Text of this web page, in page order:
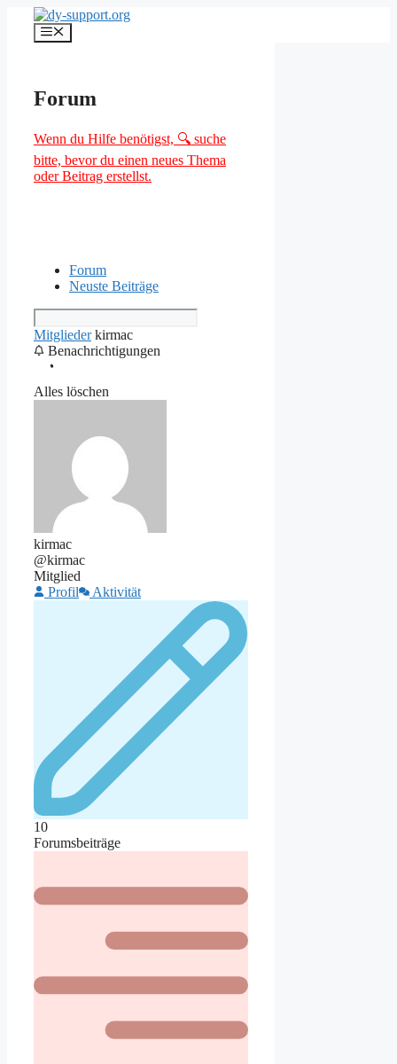
Inhalt
springen
Menü
Forum
Wenn du Hilfe benötigst, 🔍 suche
bitte, bevor du einen neues Thema
oder Beitrag erstellst.
Forum
Neuste Beiträge
Mitglieder kirmac
Benachrichtigungen
Alles löschen
kirmac
@kirmac
Mitglied
Profil
Aktivität
10
Forumsbeiträge